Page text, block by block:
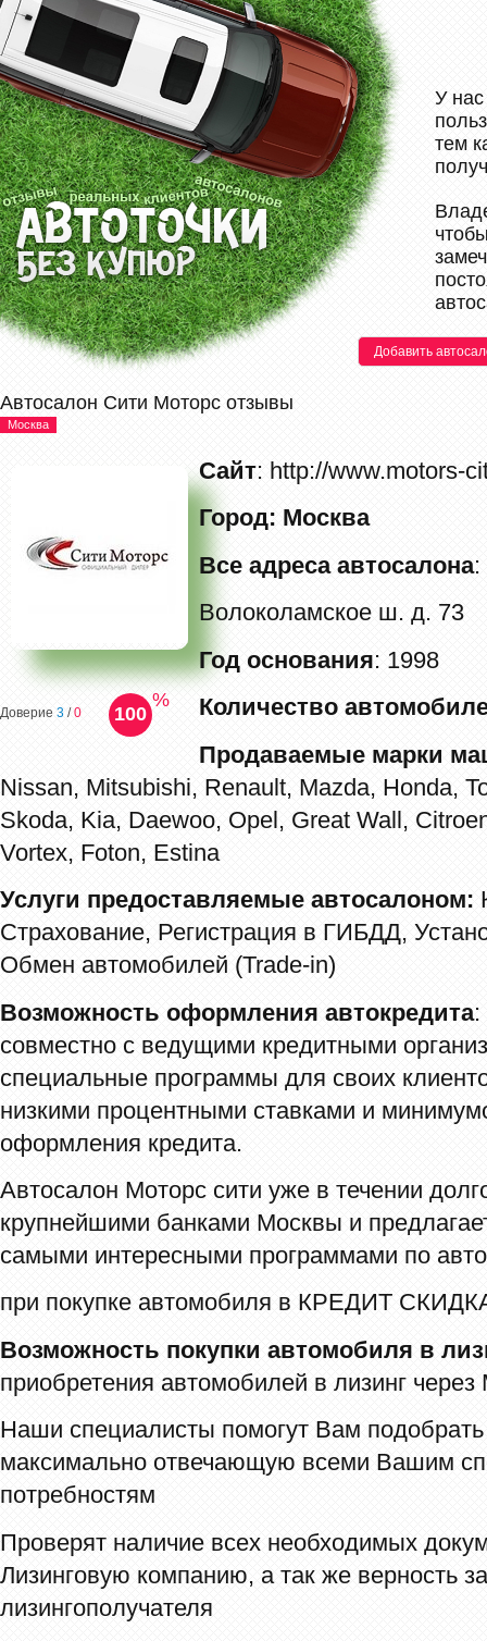
У
тем
Добавить
Автосалон Сити Моторс отзывы
Москва
Доверие 3 /0 100
%
Сайт: http://www.motors-
Город: Москва
Все адреса автосалона:
Волоколамское ш. д. 73
Год основания: 1998
Количество
Продаваемые марки
Nissan, Mitsubishi, Renault, Mazda, Honda,
Skoda, Kia, Daewoo, Opel, Great Wall,
Vortex, Foton, Estina
Услуги предоставляемые автосалоном:
Страхование, Регистрация в ГИБДД,
Обмен автомобилей (Trade-in)
Возможность оформления автокредита:
совместно с ведущими кредитными
специальные программы для своих
низкими процентными ставками и
оформления кредита.
Автосалон Моторс сити уже в течении
крупнейшими банками Москвы и
самыми интересными программами по
при покупке автомобиля в КРЕДИТ
Возможность покупки автомобиля в
приобретения автомобилей в лизинг через
Наши специалисты помогут Вам
максимально отвечающую всеми Вашим
потребностям
Проверят наличие всех необходимых
Лизинговую компанию, а так же верность
лизингополучателя